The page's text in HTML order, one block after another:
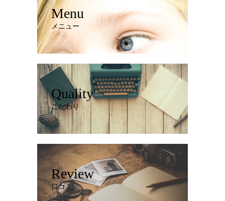
Menu
メニュー
Quality
こだわり
Review
口コミ